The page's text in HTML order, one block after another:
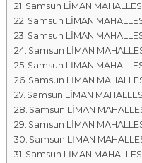
Samsun LİMAN
Samsun LİMAN
Samsun LİMAN
Samsun LİMAN
Samsun LİMAN
Samsun LİMAN
Samsun LİMAN
Samsun LİMAN
Samsun LİMAN
Samsun LİMAN
Samsun LİMAN